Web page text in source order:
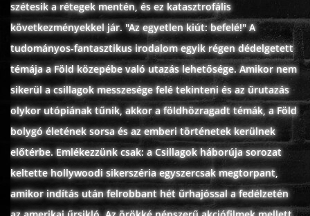
ÉLŐ ADÁSOK (LIVE)
SOROZAT
KARÁCSONYI FILMEK
PC-GAME
szétesik a rétegek mentén, és ez katasztrofális
következményekkel jár. "Az egyetlen kiút: befelé!" A
tudományos-fantasztikus irodalom egyik régen dédelgetett
témája a Föld közepébe való utazás lehetősége. Amikor nem
sikerül a csillagok messzesége felé tekinteni és az űrutazás
olykor utópiának tűnik, akkor a földhözragadt témák, a Föld
bolygó életének sorsa és az emberi történetek kerülnek
előtérbe. Emlékezzünk csak: a Csillagok háborúja sorozat
keltette hollywoodi sikerszéria egyszercsak megtorpant,
amikor indítás után felrobbant hét űrhajóssal a fedélzetén